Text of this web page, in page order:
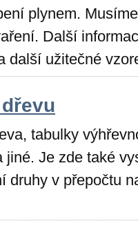
plynem.
Další
další užitečné
tabulky
jiné. Je zde také
druhy v přepočtu